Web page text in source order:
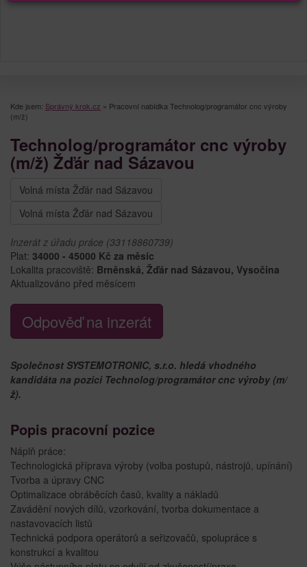
Kde jsem: Správný krok.cz » Pracovní nabídka Technolog/programátor cnc výroby
(m/ž)
Technolog/programátor cnc výroby
(m/ž) Žďár nad Sázavou
Volná místa Žďár nad Sázavou
Volná místa Žďár nad Sázavou
Inzerát z úřadu práce (33118860739)
Plat: 34000 - 45000 Kč za měsíc
Lokalita pracoviště: Brněnská, Žďár nad Sázavou, Vysočina
Aktualizováno před měsícem
Odpověď na inzerát
Společnost SYSTEMOTRONIC, s.r.o. hledá vhodného
kandidáta na pozici Technolog/programátor cnc výroby (m/
ž).
Popis pracovní pozice
Náplň práce:
Technologická příprava výroby (volba postupů, nástrojů, upínání)
Tvorba a úpravy CNC
Optimalizace obráběcích časů, kvality a nákladů
Zavádění nových dílů, vzorkování, tvorba dokumentace a
nastavovacích listů
Technická podpora operátorů a seřizovačů, spolupráce s
konstrukcí a kvalitou